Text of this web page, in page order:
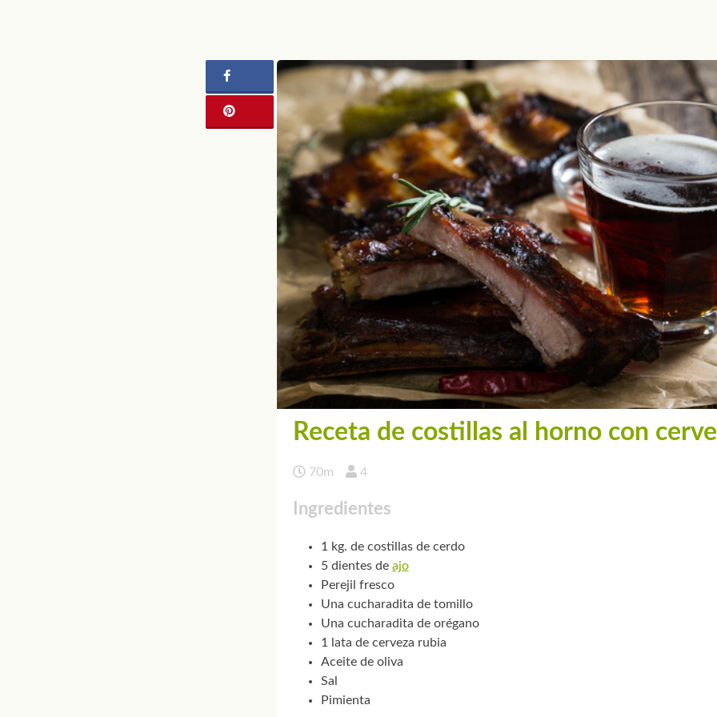
Receta de costillas al horno con
70m 4
Ingredientes
1 kg. de costillas de cerdo
5 dientes de ajo
Perejil fresco
Una cucharadita de tomillo
Una cucharadita de orégano
1 lata de cerveza rubia
Aceite de oliva
Sal
Pimienta